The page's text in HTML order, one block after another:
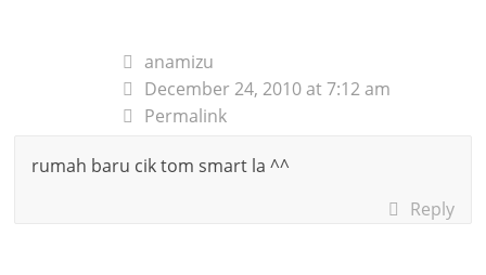
anamizu
December 24, 2010 at 7:12 am
Permalink
rumah baru cik tom smart la ^^
Reply